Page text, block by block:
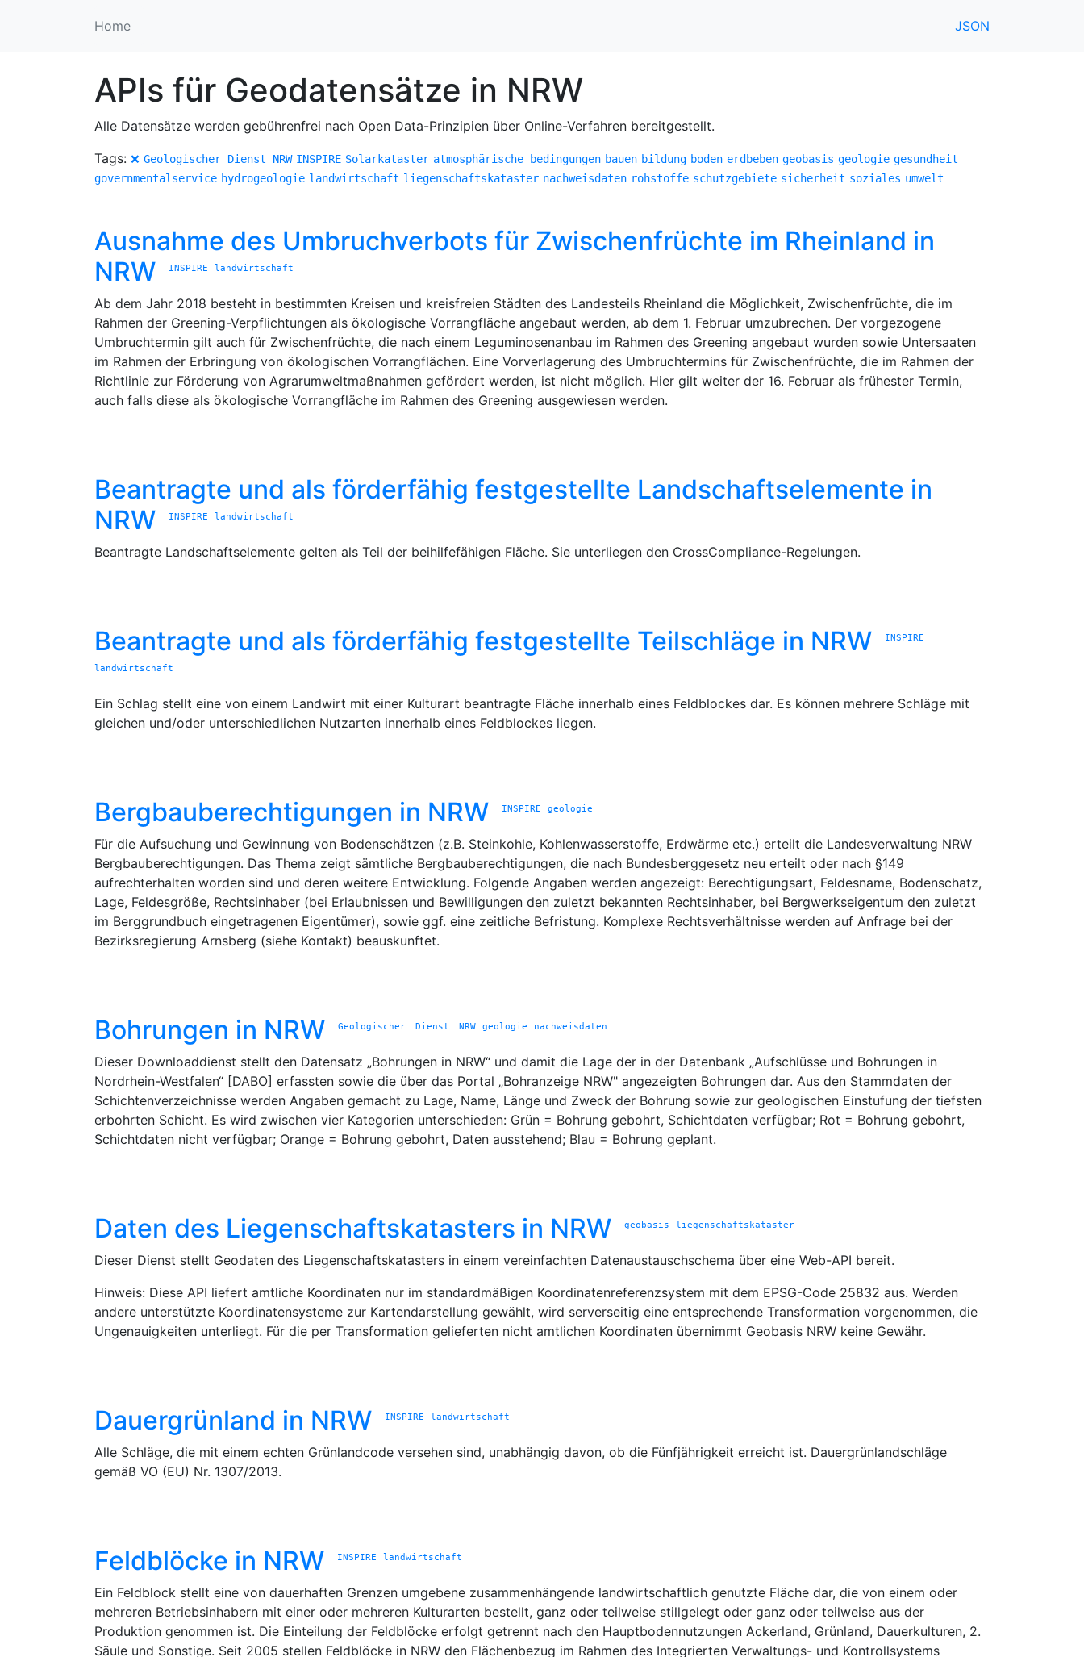
Home JSON
APIs für Geodatensätze in NRW
Alle Datensätze werden gebührenfrei nach Open Data-Prinzipien über Online-Verfahren bereitgestellt.
Tags: ❌ Geologischer Dienst NRW INSPIRE Solarkataster atmosphärische bedingungen bauen bildung boden erdbeben geobasis geologie gesundheit
governmentalservice hydrogeologie landwirtschaft liegenschaftskataster nachweisdaten rohstoffe schutzgebiete sicherheit soziales umwelt
Ausnahme des Umbruchverbots für Zwischenfrüchte im Rheinland in
NRW
INSPIRE landwirtschaft
Ab dem Jahr 2018 besteht in bestimmten Kreisen und kreisfreien Städten des Landesteils Rheinland die Möglichkeit, Zwischenfrüchte, die im
Rahmen der Greening-Verpflichtungen als ökologische Vorrangfläche angebaut werden, ab dem 1. Februar umzubrechen. Der vorgezogene
Umbruchtermin gilt auch für Zwischenfrüchte, die nach einem Leguminosenanbau im Rahmen des Greening angebaut wurden sowie Untersaaten
im Rahmen der Erbringung von ökologischen Vorrangflächen. Eine Vorverlagerung des Umbruchtermins für Zwischenfrüchte, die im Rahmen der
Richtlinie zur Förderung von Agrarumweltmaßnahmen gefördert werden, ist nicht möglich. Hier gilt weiter der 16. Februar als frühester Termin,
auch falls diese als ökologische Vorrangfläche im Rahmen des Greening ausgewiesen werden.
Beantragte und als förderfähig festgestellte Landschaftselemente in
NRW
INSPIRE landwirtschaft
Beantragte Landschaftselemente gelten als Teil der beihilfefähigen Fläche. Sie unterliegen den CrossCompliance-Regelungen.
Beantragte und als förderfähig festgestellte Teilschläge in NRW INSPIRE
landwirtschaft
Ein Schlag stellt eine von einem Landwirt mit einer Kulturart beantragte Fläche innerhalb eines Feldblockes dar. Es können mehrere Schläge mit
gleichen und/oder unterschiedlichen Nutzarten innerhalb eines Feldblockes liegen.
Bergbauberechtigungen in NRW INSPIRE geologie
Für die Aufsuchung und Gewinnung von Bodenschätzen (z.B. Steinkohle, Kohlenwasserstoffe, Erdwärme etc.) erteilt die Landesverwaltung NRW
Bergbauberechtigungen. Das Thema zeigt sämtliche Bergbauberechtigungen, die nach Bundesberggesetz neu erteilt oder nach §149
aufrechterhalten worden sind und deren weitere Entwicklung. Folgende Angaben werden angezeigt: Berechtigungsart, Feldesname, Bodenschatz,
Lage, Feldesgröße, Rechtsinhaber (bei Erlaubnissen und Bewilligungen den zuletzt bekannten Rechtsinhaber, bei Bergwerkseigentum den zuletzt
im Berggrundbuch eingetragenen Eigentümer), sowie ggf. eine zeitliche Befristung. Komplexe Rechtsverhältnisse werden auf Anfrage bei der
Bezirksregierung Arnsberg (siehe Kontakt) beauskunftet.
Bohrungen in NRW Geologischer Dienst NRW geologie nachweisdaten
Dieser Downloaddienst stellt den Datensatz „Bohrungen in NRW“ und damit die Lage der in der Datenbank „Aufschlüsse und Bohrungen in
Nordrhein-Westfalen“ [DABO] erfassten sowie die über das Portal „Bohranzeige NRW" angezeigten Bohrungen dar. Aus den Stammdaten der
Schichtenverzeichnisse werden Angaben gemacht zu Lage, Name, Länge und Zweck der Bohrung sowie zur geologischen Einstufung der tiefsten
erbohrten Schicht. Es wird zwischen vier Kategorien unterschieden: Grün = Bohrung gebohrt, Schichtdaten verfügbar; Rot = Bohrung gebohrt,
Schichtdaten nicht verfügbar; Orange = Bohrung gebohrt, Daten ausstehend; Blau = Bohrung geplant.
Daten des Liegenschaftskatasters in NRW geobasis liegenschaftskataster
Dieser Dienst stellt Geodaten des Liegenschaftskatasters in einem vereinfachten Datenaustauschschema über eine Web-API bereit.
Hinweis: Diese API liefert amtliche Koordinaten nur im standardmäßigen Koordinatenreferenzsystem mit dem EPSG-Code 25832 aus. Werden
andere unterstützte Koordinatensysteme zur Kartendarstellung gewählt, wird serverseitig eine entsprechende Transformation vorgenommen, die
Ungenauigkeiten unterliegt. Für die per Transformation gelieferten nicht amtlichen Koordinaten übernimmt Geobasis NRW keine Gewähr.
Dauergrünland in NRW INSPIRE landwirtschaft
Alle Schläge, die mit einem echten Grünlandcode versehen sind, unabhängig davon, ob die Fünfjährigkeit erreicht ist. Dauergrünlandschläge
gemäß VO (EU) Nr. 1307/2013.
Feldblöcke in NRW INSPIRE landwirtschaft
Ein Feldblock stellt eine von dauerhaften Grenzen umgebene zusammenhängende landwirtschaftlich genutzte Fläche dar, die von einem oder
mehreren Betriebsinhabern mit einer oder mehreren Kulturarten bestellt, ganz oder teilweise stillgelegt oder ganz oder teilweise aus der
Produktion genommen ist. Die Einteilung der Feldblöcke erfolgt getrennt nach den Hauptbodennutzungen Ackerland, Grünland, Dauerkulturen, 2.
Säule und Sonstige. Seit 2005 stellen Feldblöcke in NRW den Flächenbezug im Rahmen des Integrierten Verwaltungs- und Kontrollsystems